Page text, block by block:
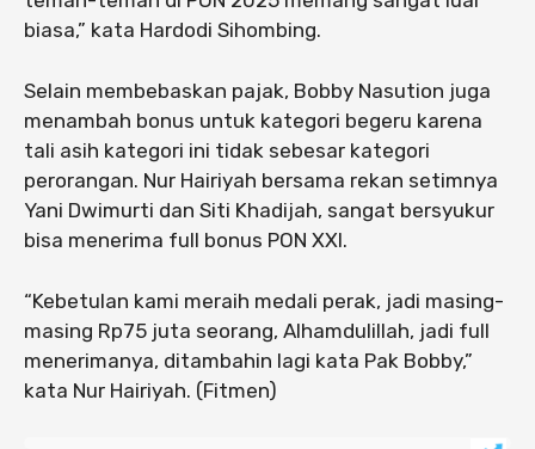
biasa,” kata Hardodi Sihombing.
Selain membebaskan pajak, Bobby Nasution juga
menambah bonus untuk kategori begeru karena
tali asih kategori ini tidak sebesar kategori
perorangan. Nur Hairiyah bersama rekan setimnya
Yani Dwimurti dan Siti Khadijah, sangat bersyukur
bisa menerima full bonus PON XXI.
“Kebetulan kami meraih medali perak, jadi masing-
masing Rp75 juta seorang, Alhamdulillah, jadi full
menerimanya, ditambahin lagi kata Pak Bobby,”
kata Nur Hairiyah. (Fitmen)